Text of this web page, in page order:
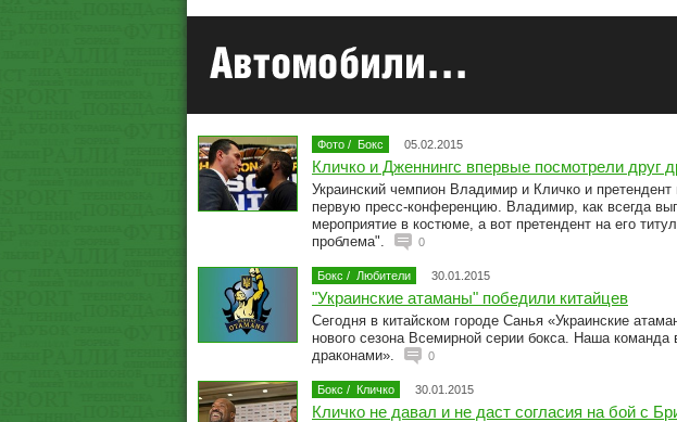
Фото / Бокс 05.02.2015
Кличко и Дженнингс впервые посмотрели друг
Украинский чемпион Владимир и Кличко и
первую пресс-конференцию. Владимир, как всегда
мероприятие в костюме, а вот претендент на его
проблема".
0
Бокс / Любители 30.01.2015
"Украинские атаманы" победили китайцев
Сегодня в китайском городе Санья «Украинские
нового сезона Всемирной серии бокса. Наша команда
драконами».
0
Бокс / Кличко 30.01.2015
Кличко не давал и не даст согласия на бой с